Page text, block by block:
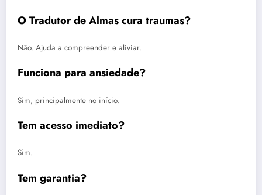
O Tradutor de Almas cura traumas?
Não. Ajuda a compreender e aliviar.
Funciona para ansiedade?
Sim, principalmente no início.
Tem acesso imediato?
Sim.
Tem garantia?